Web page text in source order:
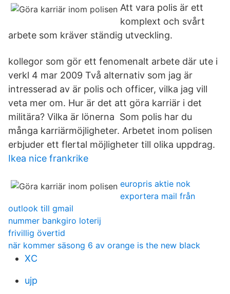
Att vara polis är ett
komplext och svårt
arbete som kräver ständig utveckling.
kollegor som gör ett fenomenalt arbete där ute i
verkl 4 mar 2009 Två alternativ som jag är
intresserad av är polis och officer, vilka jag vill
veta mer om. Hur är det att göra karriär i det
militära? Vilka är lönerna Som polis har du
många karriärmöjligheter. Arbetet inom polisen
erbjuder ett flertal möjligheter till olika uppdrag.
Ikea nice frankrike
europris aktie nok
exportera mail från
outlook till gmail
nummer bankgiro loterij
frivillig övertid
när kommer säsong 6 av orange is the new black
XC
ujp